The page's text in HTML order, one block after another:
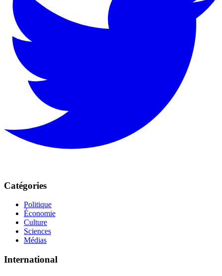
Catégories
Politique
Économie
Culture
Sciences
Médias
International